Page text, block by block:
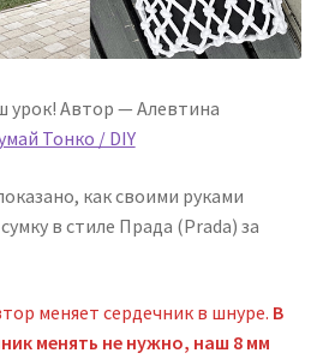
урок! Автор — Алевтина
Тонко / DIY
как своими руками
в стиле Прада (Prada) за
меняет сердечник в шнуре. В
менять не нужно, наш 8 мм